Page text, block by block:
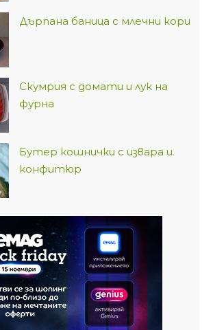
Дърпана баница с млечни кори
Скумрия с домати и лук на
фурна
Бутер кошнички с извара и
конфитюр